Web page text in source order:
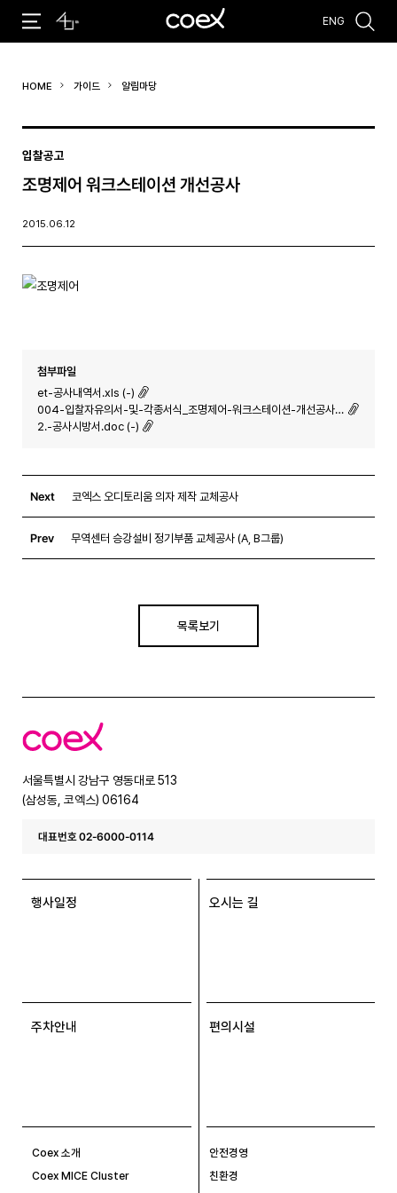
#코엑스 전시 #행사
ENG
HOME 가이드 알림마당
입찰공고
조명제어 워크스테이션 개선공사
2015.06.12
첨부파일
et-공사내역서.xls (-)
004-입찰자유의서-및-각종서식_조명제어-워크스테이션-개선공사1.hwp (-)
2.-공사시방서.doc (-)
Next 코엑스 오디토리움 의자 제작 교체공사
Prev 무역센터 승강설비 정기부품 교체공사 (A, B그룹)
목록보기
코
엑
서울특별시 강남구 영동대로 513
(삼성동, 코엑스) 06164
대표번호 02-6000-0114
행사일정 오시는 길
주차안내 편의시설
Coex 소개
Coex MICE Cluster
안전경영
친환경